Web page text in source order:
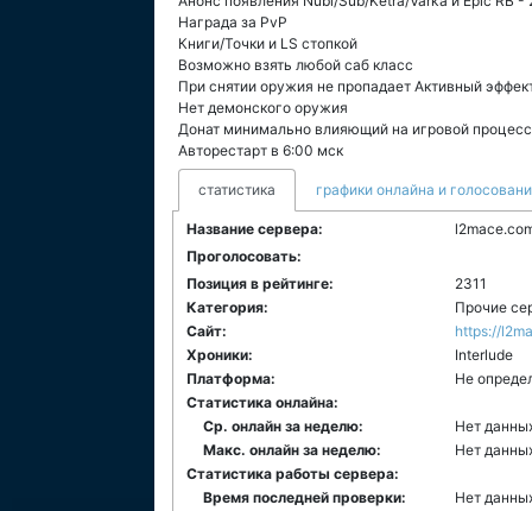
Награда за PvP
Книги/Точки и LS стопкой
Возможно взять любой саб класс
При снятии оружия не пропадает Активный
Нет демонского оружия
Донат минимально влияющий на игровой
Авторестарт в 6:00 мск
статистика графики онлайна и
Название сервера:
Проголосовать:
Позиция в рейтинге:
2311
Категория:
Прочие
Сайт:
https://
Хроники:
Interlude
Платформа:
Не
Статистика онлайна:
Ср. онлайн за неделю:
Нет
Макс. онлайн за неделю:
Нет
Статистика работы сервера:
Время последней проверки:
Нет